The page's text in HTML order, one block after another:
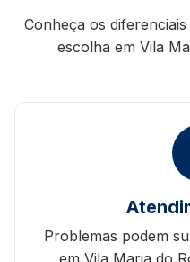
Conheça os
escolha em Vila
Problemas podem
em Vila Maria do